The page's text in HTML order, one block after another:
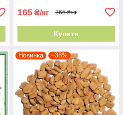
165 ₴/кг 265 ₴/кг
Купити
Новинка –38%